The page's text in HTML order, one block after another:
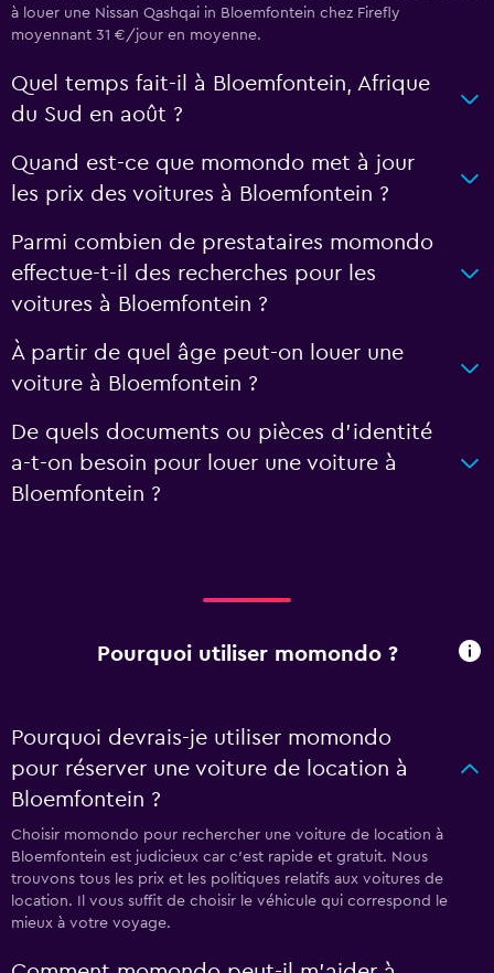
à louer une Nissan Qashqai in Bloemfontein chez Firefly
moyennant 31 €/jour en moyenne.
Quel temps fait-il à Bloemfontein, Afrique
du Sud en août ?
Quand est-ce que momondo met à jour
les prix des voitures à Bloemfontein ?
Parmi combien de prestataires momondo
effectue-t-il des recherches pour les
voitures à Bloemfontein ?
À partir de quel âge peut-on louer une
voiture à Bloemfontein ?
De quels documents ou pièces d'identité
a-t-on besoin pour louer une voiture à
Bloemfontein ?
Pourquoi utiliser momondo ?
Pourquoi devrais-je utiliser momondo
pour réserver une voiture de location à
Bloemfontein ?
Choisir momondo pour rechercher une voiture de location à
Bloemfontein est judicieux car c'est rapide et gratuit. Nous
trouvons tous les prix et les politiques relatifs aux voitures de
location. Il vous suffit de choisir le véhicule qui correspond le
mieux à votre voyage.